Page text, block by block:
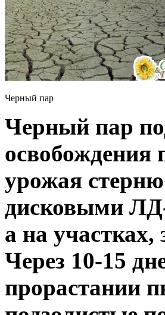
Черный пар
Черный пар
освобождения
урожая
дисковыми
а на
Через 10-15
прорастании